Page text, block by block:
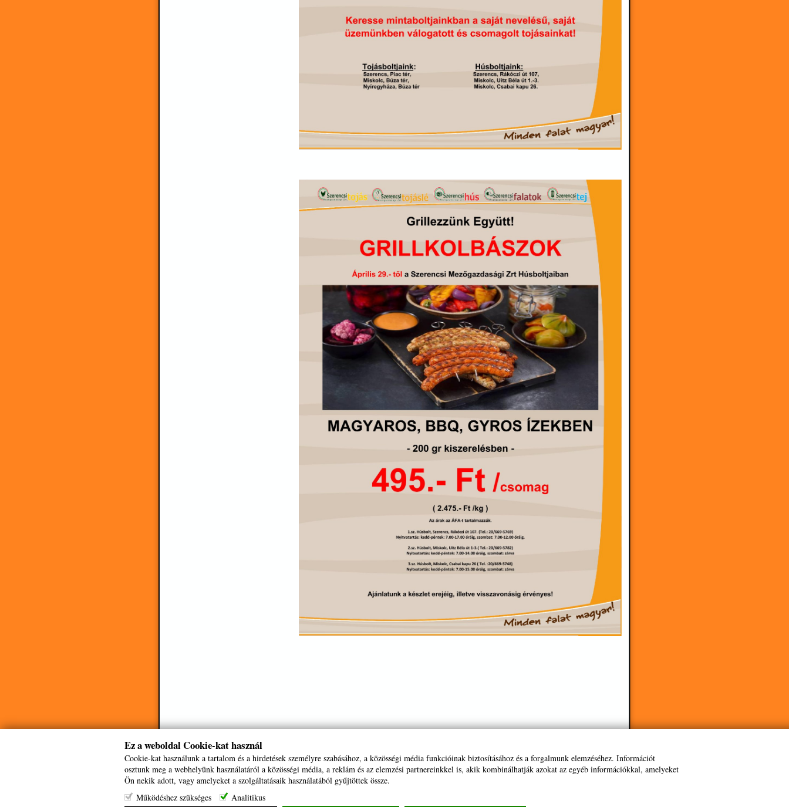
Ez a weboldal Cookie-kat használ
Cookie-kat használunk a tartalom és a hirdetések személyre szabásához, a közösségi média funkcióinak biztosításához és a forgalmunk elemzéséhez. Információt
osztunk meg a webhelyünk használatáról a közösségi média, a reklám és az elemzési partnereinkkel is, akik kombinálhatják azokat az egyéb információkkal, amelyeket
Ön nekik adott, vagy amelyeket a szolgáltatásaik használatából gyűjtöttek össze.
Működéshez szükséges
Analitikus